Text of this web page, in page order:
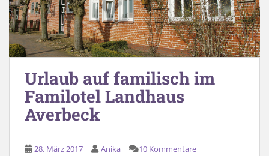
Urlaub auf familisch im
Familotel Landhaus
Averbeck
28. März 2017 Anika 10 Kommentare